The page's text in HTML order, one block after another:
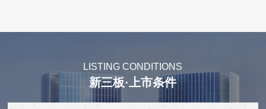
LISTING CONDITIONS
新三板·上市条件